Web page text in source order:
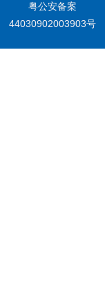
粤公安备案
44030902003903号